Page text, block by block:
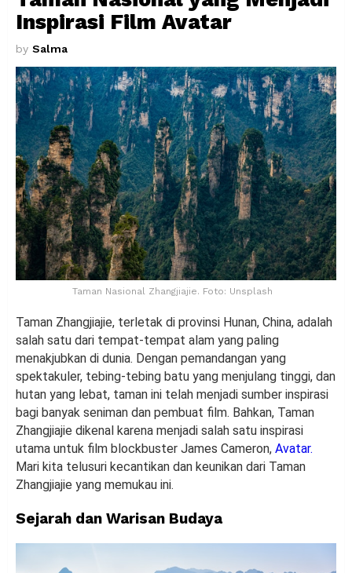
Inspirasi Film Avatar
by Salma
Taman Nasional Zhangjiajie. Foto: Unsplash
Taman Zhangjiajie, terletak di provinsi Hunan, China, adalah
salah satu dari tempat-tempat alam yang paling
menakjubkan di dunia. Dengan pemandangan yang
spektakuler, tebing-tebing batu yang menjulang tinggi, dan
hutan yang lebat, taman ini telah menjadi sumber inspirasi
bagi banyak seniman dan pembuat film. Bahkan, Taman
Zhangjiajie dikenal karena menjadi salah satu inspirasi
utama untuk film blockbuster James Cameron, Avatar.
Mari kita telusuri kecantikan dan keunikan dari Taman
Zhangjiajie yang memukau ini.
Sejarah dan Warisan Budaya